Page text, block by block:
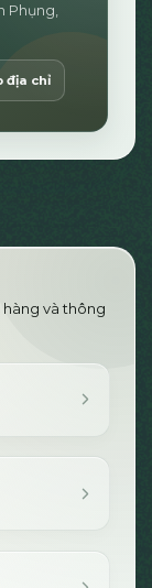
Phụng,
địa chỉ
hàng và thông